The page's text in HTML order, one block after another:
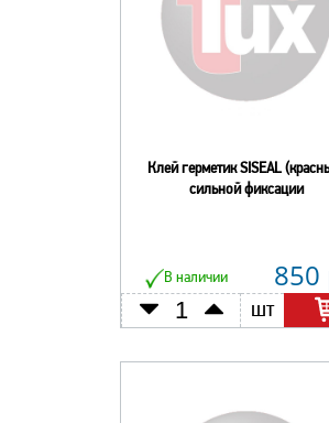
Клей герметик SISEAL
сильной фиксации
В наличии 850
шт